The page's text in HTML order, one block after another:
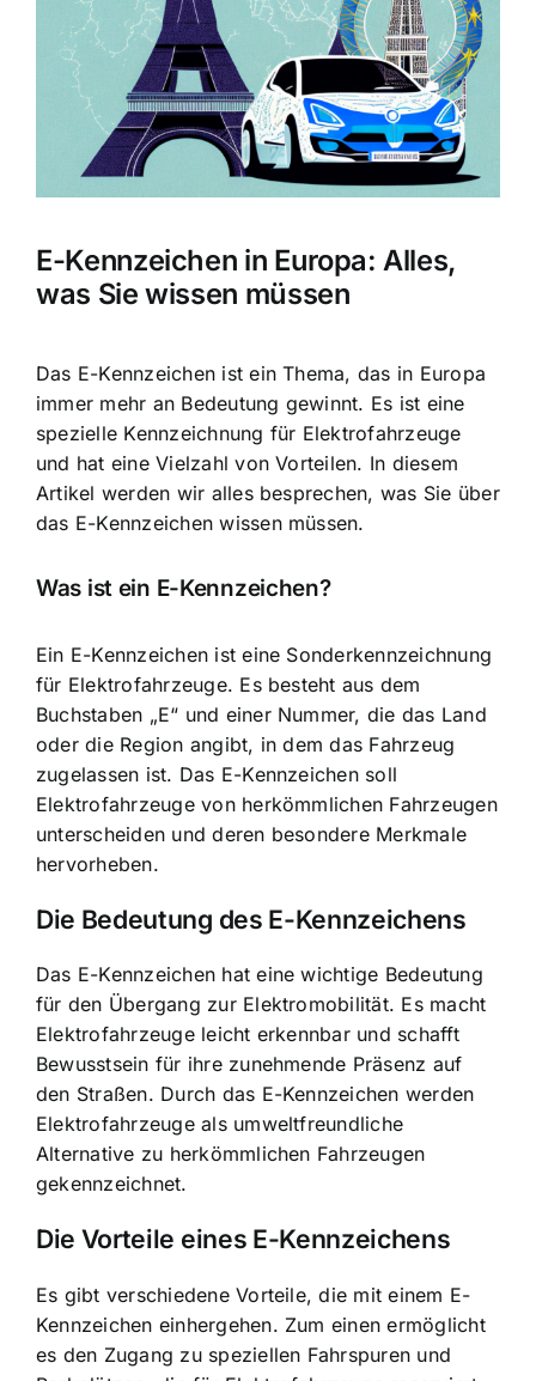
E-Kennzeichen in Europa: Alles,
was Sie wissen müssen
Das E-Kennzeichen ist ein Thema, das in Europa
immer mehr an Bedeutung gewinnt. Es ist eine
spezielle Kennzeichnung für Elektrofahrzeuge
und hat eine Vielzahl von Vorteilen. In diesem
Artikel werden wir alles besprechen, was Sie über
das E-Kennzeichen wissen müssen.
Was ist ein E-Kennzeichen?
Ein E-Kennzeichen ist eine Sonderkennzeichnung
für Elektrofahrzeuge. Es besteht aus dem
Buchstaben „E“ und einer Nummer, die das Land
oder die Region angibt, in dem das Fahrzeug
zugelassen ist. Das E-Kennzeichen soll
Elektrofahrzeuge von herkömmlichen Fahrzeugen
unterscheiden und deren besondere Merkmale
hervorheben.
Die Bedeutung des E-Kennzeichens
Das E-Kennzeichen hat eine wichtige Bedeutung
für den Übergang zur Elektromobilität. Es macht
Elektrofahrzeuge leicht erkennbar und schafft
Bewusstsein für ihre zunehmende Präsenz auf
den Straßen. Durch das E-Kennzeichen werden
Elektrofahrzeuge als umweltfreundliche
Alternative zu herkömmlichen Fahrzeugen
gekennzeichnet.
Die Vorteile eines E-Kennzeichens
Es gibt verschiedene Vorteile, die mit einem E-
Kennzeichen einhergehen. Zum einen ermöglicht
es den Zugang zu speziellen Fahrspuren und